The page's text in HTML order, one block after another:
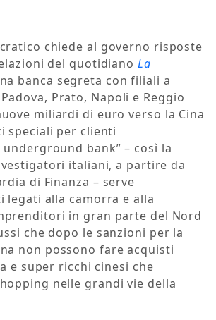
chiede al governo risposte
del quotidiano La
banca segreta con filiali a
Prato, Napoli e Reggio
miliardi di euro verso la Cina
speciali per clienti
underground bank” – così la
italiani, a partire da
di Finanza – serve
alla camorra e alla
in gran parte del Nord
che dopo le sanzioni per la
non possono fare acquisti
e super ricchi cinesi che
nelle grandi vie della